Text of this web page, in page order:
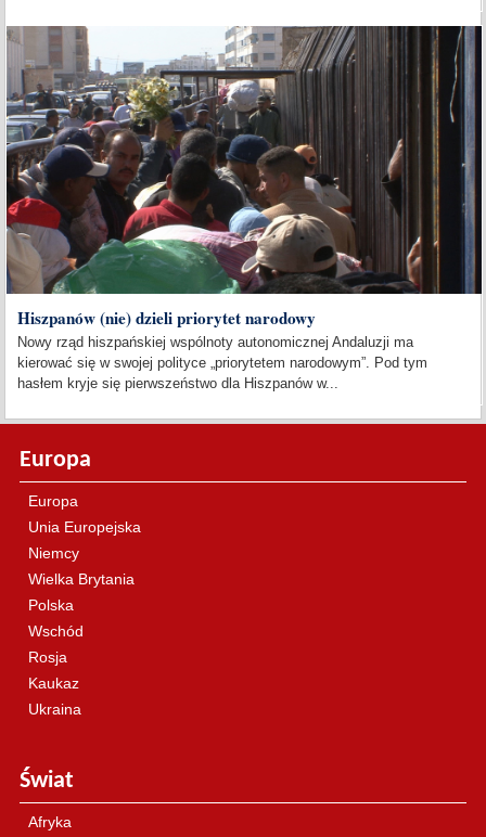
Hiszpanów (nie) dzieli priorytet narodowy
Nowy rząd hiszpańskiej wspólnoty autonomicznej Andaluzji ma
kierować się w swojej polityce „priorytetem narodowym”. Pod tym
hasłem kryje się pierwszeństwo dla Hiszpanów w...
Europa
Europa
Unia Europejska
Niemcy
Wielka Brytania
Polska
Wschód
Rosja
Kaukaz
Ukraina
Świat
Afryka